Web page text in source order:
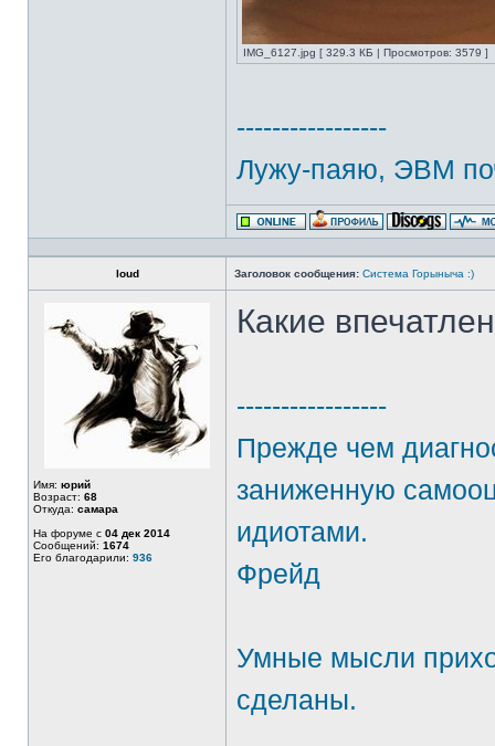
IMG_6127.jpg [ 329.3 КБ | Просмотров: 3579 ]
-----------------
Лужу-паяю, ЭВМ
loud Заголовок сообщения: Система Горыныча :)
Имя: юрий
Возраст: 68
Откуда: самара
На форуме с 04 дек 2014
Сообщений: 1674
Его благодарили: 936
Какие
-----------------
Прежде чем
заниженную
идиотами.
Фрейд
Умные мысли
сделаны.